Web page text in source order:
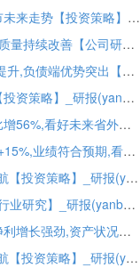
莫尼塔(北京)–策略深度:从隐含波动率看股市未来走势【投资策略】_研报(yanbao)
东吴证券–工商银行:核心经营依然稳定,资产质量持续改善【公司研究】_研报(yanbao)
中银国际证券–工商银行:净利润增速进一步提升,负债端优势突出【公司研究】_研报(yanbao)
中国银河国际–策略:8月17日淡仓数据分析【投资策略】_研报(yanbao)
群益证券(香港)–山西汾酒:上半年净利润同比增56%,看好未来省外市场拓展【公司研究】_研报(yanbao)
群益证券(香港)–国药股份:2018H1净利YOY+15%,业绩符合预期,看好公司长期发展【公司研究】_研报(yanbao)
国都证券(香港)–国都证券(香港)港股操作导航【投资策略】_研报(yanbao)
申万证券(香港)–Oil &Gas:Sector outlook【行业研究】_研报(yanbao)
群益证券(香港)–招商银行半年报点评:营收净利增长强劲,资产状况继续改善【公司研究】_研报(yanbao)
国都证券(香港)–国都证券(香港)港股操作导航【投资策略】_研报(yanbao)